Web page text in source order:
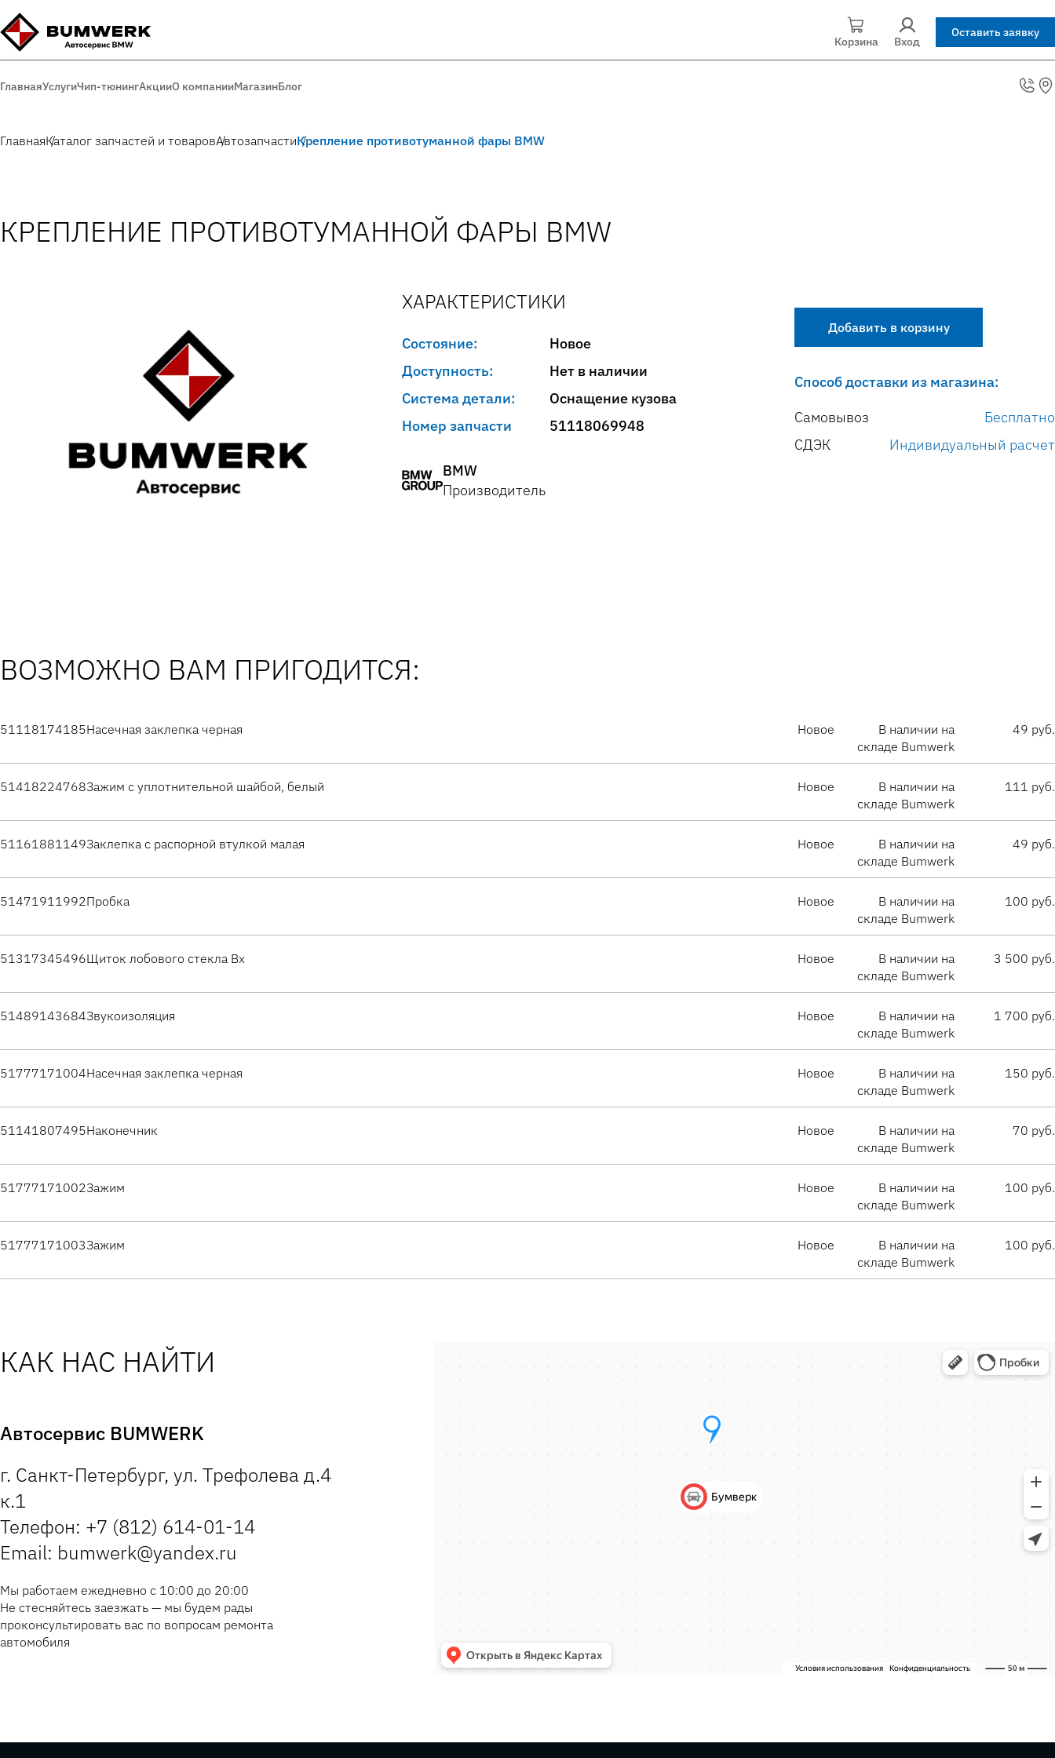
Корзина Вход
Оставить заявку
ГлавнаяУслугиЧип-тюнингАкцииО компанииМагазинБлог
ГлавнаяКаталог запчастей и товаровАвтозапчастиКрепление противотуманной фары BMW
КРЕПЛЕНИЕ ПРОТИВОТУМАННОЙ ФАРЫ BMW
ХАРАКТЕРИСТИКИ
Состояние:
Новое
Доступность:
Нет в наличии
Система детали:
Оснащение кузова
Номер запчасти
51118069948
BMW
Производитель
Добавить в корзину
Способ доставки из магазина:
Самовывоз
Бесплатно
СДЭК
Индивидуальный расчет
ВОЗМОЖНО ВАМ ПРИГОДИТСЯ:
51118174185Насечная заклепка черная Новое
В наличии на
складе Bumwerk
49 руб.
51418224768Зажим с уплотнительной шайбой, белый Новое
В наличии на
складе Bumwerk
111 руб.
51161881149Заклепка с распорной втулкой малая Новое
В наличии на
складе Bumwerk
49 руб.
51471911992Пробка Новое
В наличии на
складе Bumwerk
100 руб.
51317345496Щиток лобового стекла Вх Новое
В наличии на
складе Bumwerk
3 500 руб.
51489143684Звукоизоляция Новое
В наличии на
складе Bumwerk
1 700 руб.
51777171004Насечная заклепка черная Новое
В наличии на
складе Bumwerk
150 руб.
51141807495Наконечник Новое
В наличии на
складе Bumwerk
70 руб.
51777171002Зажим Новое
В наличии на
складе Bumwerk
100 руб.
51777171003Зажим Новое
В наличии на
складе Bumwerk
100 руб.
КАК НАС НАЙТИ
Автосервис BUMWERK
г. Санкт-Петербург, ул. Трефолева д.4
к.1
Телефон: +7 (812) 614-01-14
Email: bumwerk@yandex.ru
Мы работаем ежедневно с 10:00 до 20:00
Не стесняйтесь заезжать — мы будем рады
проконсультировать вас по вопросам ремонта
автомобиля